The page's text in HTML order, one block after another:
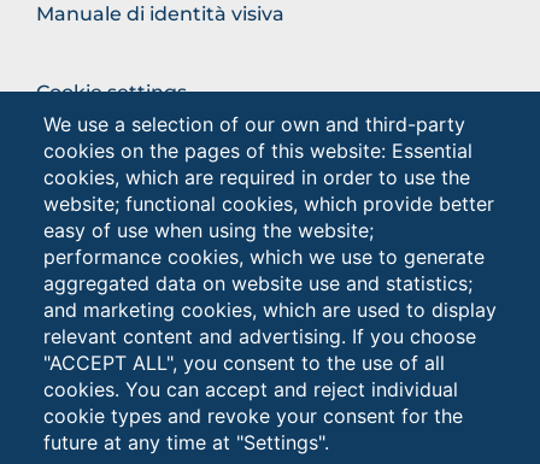
We use a selection of our own and third-party
cookies on the pages of this website: Essential
cookies, which are required in order to use the
website; functional cookies, which provide better
easy of use when using the website;
performance cookies, which we use to generate
aggregated data on website use and statistics;
and marketing cookies, which are used to display
relevant content and advertising. If you choose
"ACCEPT ALL", you consent to the use of all
cookies. You can accept and reject individual
cookie types and revoke your consent for the
future at any time at "Settings".
Manuale di identità visiva
BROWSE
THE
SECTION
Cookie settings
Privacy - Studenti
Privacy
Browse
the
section